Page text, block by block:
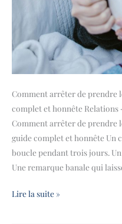
Comment arrêter de prendre
complet et honnête Relations
Comment arrêter de prendre
guide complet et honnête Un
boucle pendant trois jours.
Une remarque banale qui
Lire la suite »